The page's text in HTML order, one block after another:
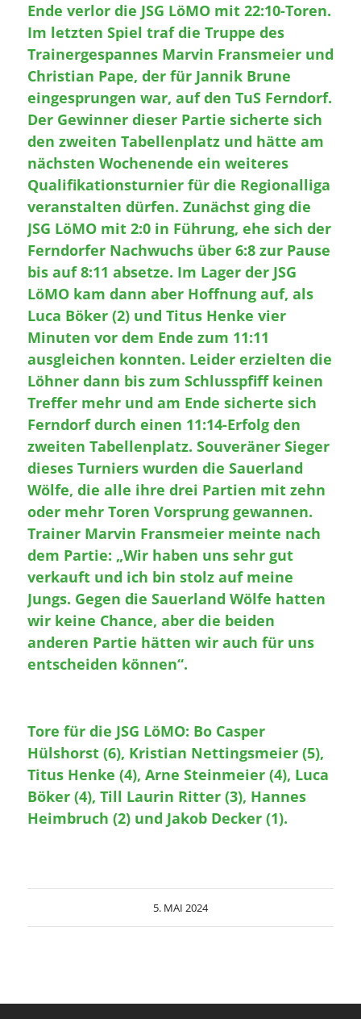
Ende verlor die JSG LöMO mit 22:10-Toren.
Im letzten Spiel traf die Truppe des
Trainergespannes Marvin Fransmeier und
Christian Pape, der für Jannik Brune
eingesprungen war, auf den TuS Ferndorf.
Der Gewinner dieser Partie sicherte sich
den zweiten Tabellenplatz und hätte am
nächsten Wochenende ein weiteres
Qualifikationsturnier für die Regionalliga
veranstalten dürfen. Zunächst ging die
JSG LöMO mit 2:0 in Führung, ehe sich der
Ferndorfer Nachwuchs über 6:8 zur Pause
bis auf 8:11 absetze. Im Lager der JSG
LöMO kam dann aber Hoffnung auf, als
Luca Böker (2) und Titus Henke vier
Minuten vor dem Ende zum 11:11
ausgleichen konnten. Leider erzielten die
Löhner dann bis zum Schlusspfiff keinen
Treffer mehr und am Ende sicherte sich
Ferndorf durch einen 11:14-Erfolg den
zweiten Tabellenplatz. Souveräner Sieger
dieses Turniers wurden die Sauerland
Wölfe, die alle ihre drei Partien mit zehn
oder mehr Toren Vorsprung gewannen.
Trainer Marvin Fransmeier meinte nach
dem Partie: „Wir haben uns sehr gut
verkauft und ich bin stolz auf meine
Jungs. Gegen die Sauerland Wölfe hatten
wir keine Chance, aber die beiden
anderen Partie hätten wir auch für uns
entscheiden können“.
Tore für die JSG LöMO: Bo Casper
Hülshorst (6), Kristian Nettingsmeier (5),
Titus Henke (4), Arne Steinmeier (4), Luca
Böker (4), Till Laurin Ritter (3), Hannes
Heimbruch (2) und Jakob Decker (1).
5. MAI 2024